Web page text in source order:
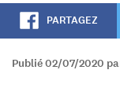
PARTAGEZ
Publié 02/07/2020